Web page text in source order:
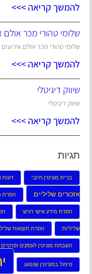
להמשך קריאה >>>
שלומי טהורי מכר אולם אירועים
שלומי טהורי מכר אולם אירועים
להמשך קריאה >>>
שיווק דיגיטלי
שיווק דיגיטלי
להמשך קריאה >>>
תגיות
בניית מוניטין חיובי דעות
אזכורים שליליים הסרת
הסרת מידע אישי רגיש
שליליות הסרת תוצאות
השבחת מוניטין לעסקים ופרטיים
טיפול במוניטין שנפגע